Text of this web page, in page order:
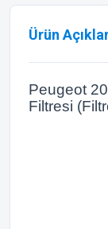
Ürün
Peugeot
Filtresi